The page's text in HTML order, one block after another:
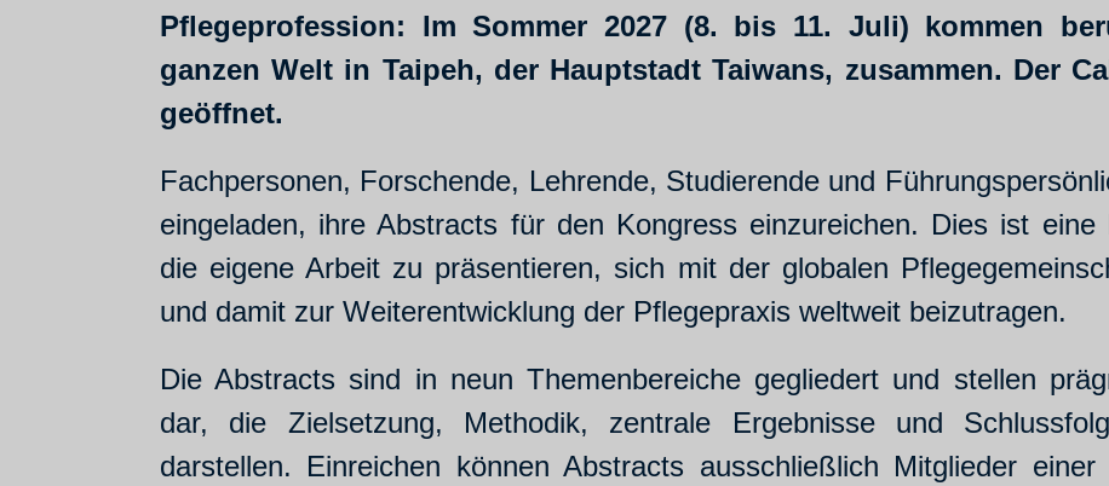
Pflegeprofession: Im Sommer 2027 (8. bis 11. Juli) kommen
ganzen Welt in Taipeh, der Hauptstadt Taiwans, zusammen. Der
geöffnet.
Fachpersonen, Forschende, Lehrende, Studierende und
eingeladen, ihre Abstracts für den Kongress einzureichen. Dies ist eine
die eigene Arbeit zu präsentieren, sich mit der globalen
und damit zur Weiterentwicklung der Pflegepraxis weltweit beizutragen.
Die Abstracts sind in neun Themenbereiche gegliedert und stellen
dar, die Zielsetzung, Methodik, zentrale Ergebnisse und
darstellen. Einreichen können Abstracts ausschließlich Mitglieder